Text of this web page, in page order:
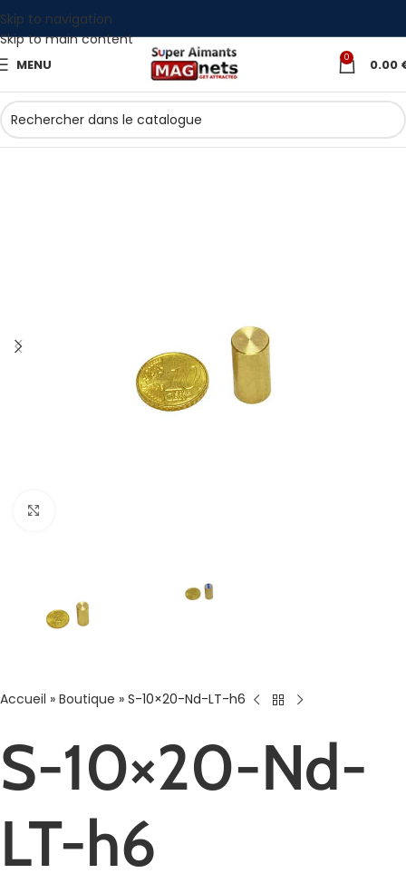
Skip to navigation
Skip to main content
MENU 0 0.00
Accueil » Boutique » S-10×20-Nd-LT-h6
S-10×20-Nd-
LT-h6